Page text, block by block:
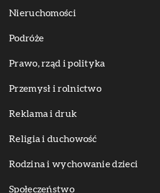
Nieruchomości
Podróże
Prawo, rząd i polityka
Przemysł i rolnictwo
Reklama i druk
Religia i duchowość
Rodzina i wychowanie dzieci
Społeczeństwo